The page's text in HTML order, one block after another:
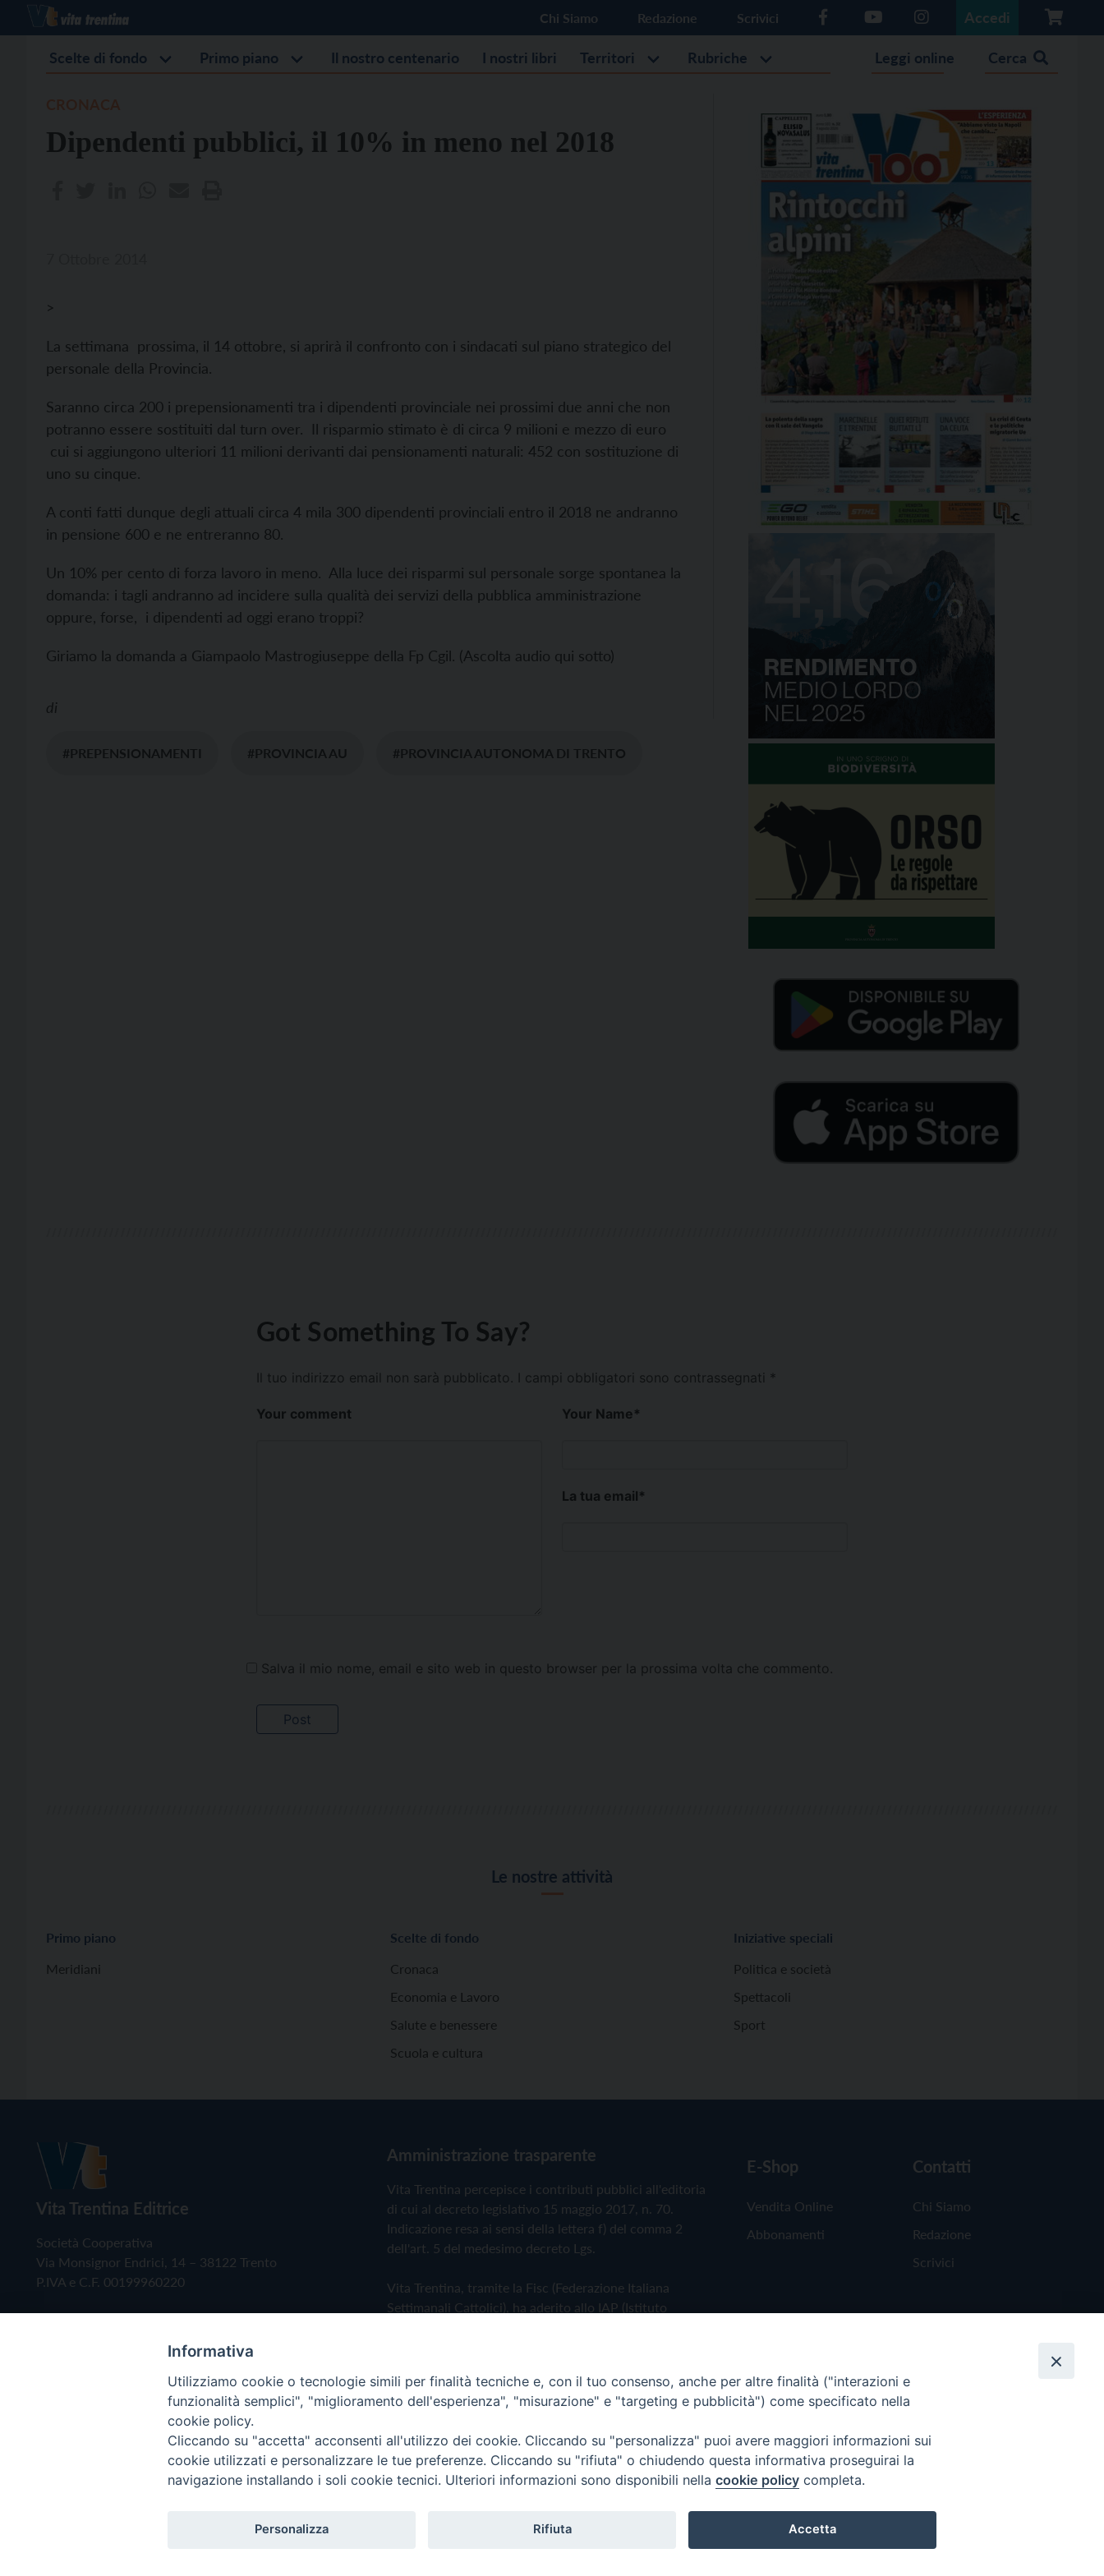
Chi Siamo Redazione Scrivici Accedi
Scelte di fondo Primo piano Il nostro centenario I nostri libri Territori Rubriche Leggi online Cerca
Dipendenti pubblici, il 10% in meno nel 2018
>
La settimana prossima, il 14 ottobre, si aprirà il confronto con i sindacati sul piano strategico del
personale della Provincia.
Saranno circa 200 i prepensionamenti tra i dipendenti provinciale nei prossimi due anni che non
potranno essere sostituiti dal turn over. Il risparmio stimato è di circa 9 milioni e mezzo di euro
cui si aggiungono ulteriori 11 milioni derivanti dai pensionamenti naturali: 452 con sostituzione di
uno su cinque.
A conti fatti dunque degli attuali circa 4 mila 300 dipendenti provinciali entro il 2018 ne andranno
in pensione 600 e ne entreranno 80.
Un 10% per cento di forza lavoro in meno. Alla luce dei risparmi sul personale sorge spontanea la
domanda: i tagli andranno ad incidere sulla qualità dei servizi della pubblica amministrazione
oppure, forse, i dipendenti ad oggi erano troppi?
Giriamo la domanda a Giampaolo Mastrogiuseppe della Fp Cgil. (Ascolta audio qui sotto)
di
#PREPENSIONAMENTI #PROVINCIA AU #PROVINCIA AUTONOMA DI TRENTO
Got Something To Say?
Il tuo indirizzo email non sarà pubblicato. I campi obbligatori sono contrassegnati *
Your comment Your Name*
La tua email*
Salva il mio nome, email e sito web in questo browser per la prossima volta che commento.
Le nostre attività
Primo piano
Meridiani
Scelte di fondo
Cronaca
Economia e Lavoro
Salute e benessere
Scuola e cultura
Iniziative speciali
Politica e società
Spettacoli
Sport
Vita Trentina Editrice
Società Cooperativa
Via Monsignor Endrici, 14 – 38122 Trento
P.IVA e C.F. 00199960220
Amministrazione trasparente
Vita Trentina percepisce i contributi pubblici all'editoria
di cui al decreto legislativo 15 maggio 2017, n. 70.
Indicazione resa ai sensi della lettera f) del comma 2
dell'art. 5 del medesimo decreto Lgs.
Vita Trentina, tramite la Fisc (Federazione Italiana
Settimanali Cattolici), ha aderito allo IAP (Istituto
Privacy Policy Cookie Policy
E-Shop
Vendita Online
Abbonamenti
Contatti
Chi Siamo
Redazione
Scrivici
Copyright © 2019 - Tutti i diritti riservati - Vita Trentina Editrice
Informativa
Utilizziamo cookie o tecnologie simili per finalità tecniche e, con il tuo consenso, anche per altre finalità ("interazioni e
funzionalità semplici", "miglioramento dell'esperienza", "misurazione" e "targeting e pubblicità") come specificato nella
cookie policy.
Cliccando su "accetta" acconsenti all'utilizzo dei cookie. Cliccando su "personalizza" puoi avere maggiori informazioni sui
cookie utilizzati e personalizzare le tue preferenze. Cliccando su "rifiuta" o chiudendo questa informativa proseguirai la
navigazione installando i soli cookie tecnici. Ulteriori informazioni sono disponibili nella cookie policy completa.
Personalizza Rifiuta Accetta